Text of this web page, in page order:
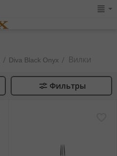
/ Diva Black Onyx / Вилки
Фильтры